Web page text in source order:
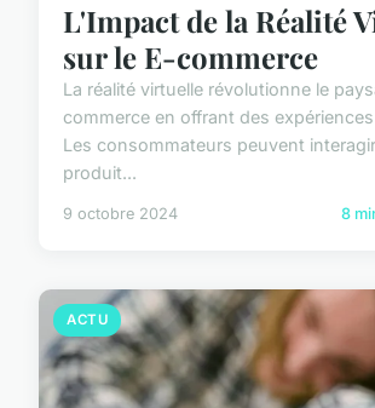
L'Impact de la Réalité
sur le E-commerce
La réalité virtuelle révolutionne le
commerce en offrant des
Les consommateurs peuvent
produit...
9 octobre 2024 8
ACTU